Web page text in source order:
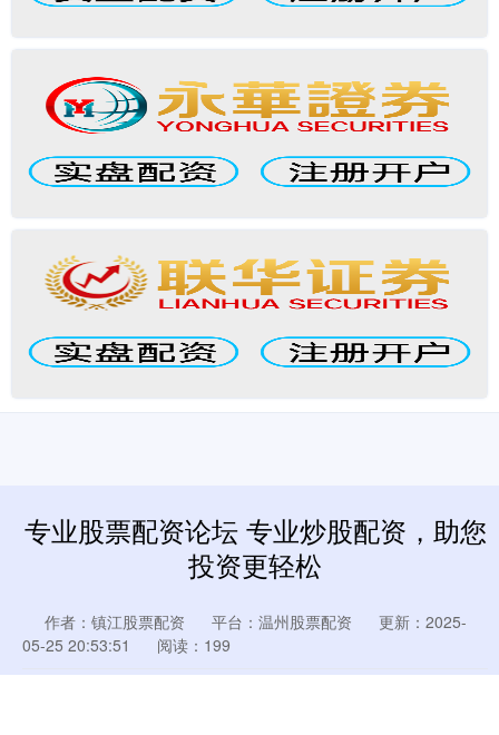
专业股票配资论坛 专业炒股配资，助您
投资更轻松
作者：镇江股票配资 平台：温州股票配资
更新：2025-
05-25 20:53:51
阅读：199